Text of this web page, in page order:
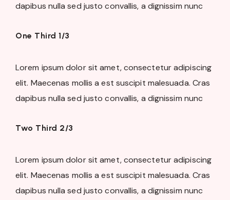
dapibus nulla sed justo convallis, a dignissim nunc
One Third 1/3
Lorem ipsum dolor sit amet, consectetur adipiscing
elit. Maecenas mollis a est suscipit malesuada. Cras
dapibus nulla sed justo convallis, a dignissim nunc
Two Third 2/3
Lorem ipsum dolor sit amet, consectetur adipiscing
elit. Maecenas mollis a est suscipit malesuada. Cras
dapibus nulla sed justo convallis, a dignissim nunc